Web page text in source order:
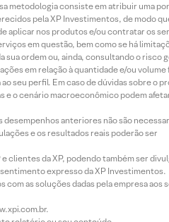
metodologia consiste em atribuir uma
pela XP Investimentos, de modo
aplicar nos produtos e/ou contratar os
em questão, bem como se há
ordem ou, ainda, consultando o risco
em relação à quantidade e/ou
seu perfil. Em caso de dúvidas sobre o
e o cenário macroeconômico podem
anteriores não são
e os resultados reais poderão ser
clientes da XP, podendo também ser
expresso da XP Investimentos.
as soluções dadas pela empresa aos